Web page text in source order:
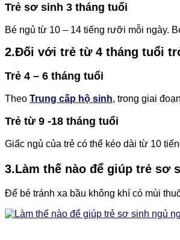
Trẻ sơ sinh 3 tháng tuổi
Bé ngủ từ 10 – 14 tiếng rưỡi mỗi ngày.
2.Đối với trẻ từ 4 tháng tuổi
Trẻ 4 – 6 tháng tuổi
Theo Trung cấp hộ sinh, trong giai
Trẻ từ 9 -18 tháng tuổi
Giấc ngủ của trẻ có thể kéo dài từ 10
3.Làm thế nào để giúp trẻ sơ
Để bé tránh xa bầu không khí có mùi